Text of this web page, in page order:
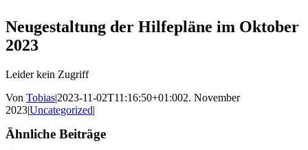
Neugestaltung der Hilfepläne im Oktober
2023
Leider kein Zugriff
Von Tobias|2023-11-02T11:16:50+01:002. November
2023|Uncategorized|
Ähnliche Beiträge